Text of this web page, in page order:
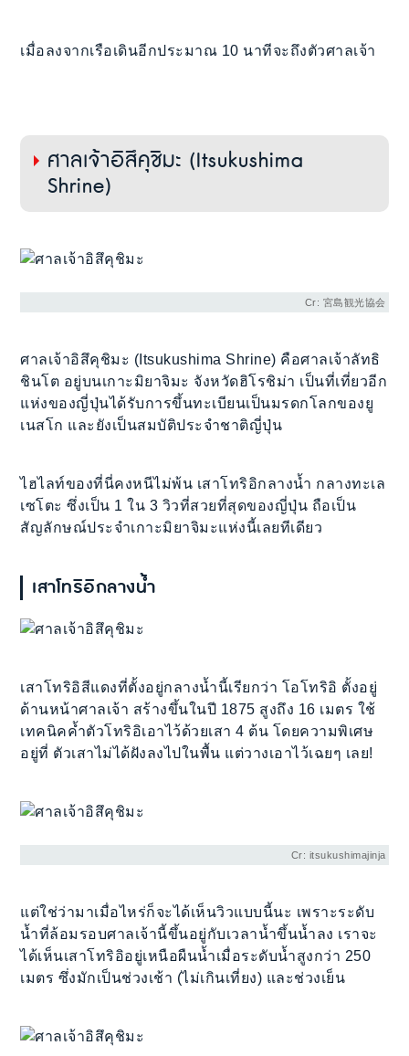
เมื่อลงจากเรือเดินอีกประมาณ 10 นาทีจะถึงตัวศาลเจ้า
ศาลเจ้าอิสึคุชิมะ (Itsukushima
Shrine)
Cr: 宮島観光協会
ศาลเจ้าอิสึคุชิมะ (Itsukushima Shrine) คือศาลเจ้าลัทธิ
ชินโต อยู่บนเกาะมิยาจิมะ จังหวัดฮิโรชิม่า เป็นที่เที่ยวอีก
แห่งของญี่ปุ่นได้รับการขึ้นทะเบียนเป็นมรดกโลกของยู
เนสโก และยังเป็นสมบัติประจำชาติญี่ปุ่น
ไฮไลท์ของที่นี่คงหนีไม่พ้น เสาโทริอิกลางน้ำ กลางทะเล
เซโตะ ซึ่งเป็น 1 ใน 3 วิวที่สวยที่สุดของญี่ปุ่น ถือเป็น
สัญลักษณ์ประจำเกาะมิยาจิมะแห่งนี้เลยทีเดียว
เสาโทริอิกลางน้ำ
เสาโทริอิสีแดงที่ตั้งอยู่กลางน้ำนี้เรียกว่า โอโทริอิ ตั้งอยู่
ด้านหน้าศาลเจ้า สร้างขึ้นในปี 1875 สูงถึง 16 เมตร ใช้
เทคนิคค้ำตัวโทริอิเอาไว้ด้วยเสา 4 ต้น โดยความพิเศษ
อยู่ที่ ตัวเสาไม่ได้ฝังลงไปในพื้น แต่วางเอาไว้เฉยๆ เลย!
Cr: itsukushimajinja
แต่ใช่ว่ามาเมื่อไหร่ก็จะได้เห็นวิวแบบนี้นะ เพราะระดับ
น้ำที่ล้อมรอบศาลเจ้านี้ขึ้นอยู่กับเวลาน้ำขึ้นน้ำลง เราจะ
ได้เห็นเสาโทริอิอยู่เหนือผืนน้ำเมื่อระดับน้ำสูงกว่า 250
เมตร ซึ่งมักเป็นช่วงเช้า (ไม่เกินเที่ยง) และช่วงเย็น